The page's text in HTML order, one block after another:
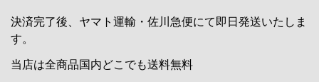
決済完了後、ヤマト運輸・佐川急便にて即日発送いたしま
す。
当店は全商品国内どこでも送料無料